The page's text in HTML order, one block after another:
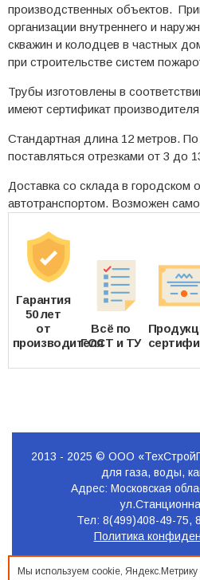
производственных объектов.
организации внутреннего и
скважин и колодцев в частных
при строительстве систем
Трубы изготовлены в
имеют сертификат
Стандартная длина 12 метров. По
поставляться отрезками от 3 до
Доставка со склада в городском
автотранспортом. Возможен
Гарантия
50 лет
от
производителя
Всё по
ГОСТ и ТУ
2013 - 2025 © ООО
для газа, воды,
Адрес: Московская
Тел: 8(499)408-49-75,
Политика
Мы используем cookie,